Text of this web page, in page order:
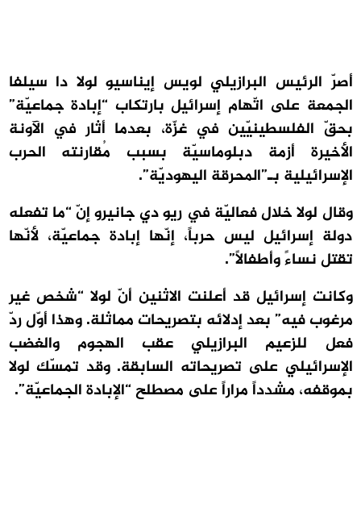
أصرّ الرئيس البرازيلي لويس إيناسيو لولا دا سيلفا
الجمعة على اتّهام إسرائيل بارتكاب “إبادة جماعيّة”
بحقّ الفلسطينيّين في غزّة، بعدما أثار في الآونة
الأخيرة أزمة دبلوماسيّة بسبب مُقارنته الحرب
الإسرائيلية بـ”المحرقة اليهوديّة”.
وقال لولا خلال فعاليّة في ريو دي جانيرو إنّ “ما تفعله
دولة إسرائيل ليس حرباً، إنّها إبادة جماعيّة، لأنّها
تقتل نساءً وأطفالاً”.
وكانت إسرائيل قد أعلنت الاثنين أنّ لولا “شخص غير
مرغوب فيه” بعد إدلائه بتصريحات مماثلة. وهذا أوّل ردّ
فعل للزعيم البرازيلي عقب الهجوم والغضب
الإسرائيلي على تصريحاته السابقة. وقد تمسّك لولا
بموقفه، مشدداً مراراً على مصطلح “الإبادة الجماعيّة”.